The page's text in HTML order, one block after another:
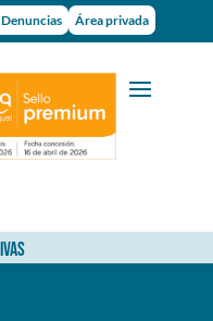
Denuncias Área privada